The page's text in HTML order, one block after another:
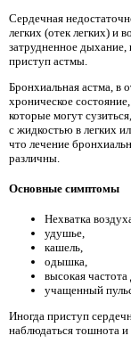
Сердечная
легких (отек легких) и
затрудненное
приступ астмы.
Бронхиальная астма, в
хроническое
которые могут
с жидкостью в легких
что лечение
различны.
Основные симптомы
Нехватка
удушье,
кашель,
одышка,
высокая частота
учащенный
Иногда приступ
наблюдаться тошнота и